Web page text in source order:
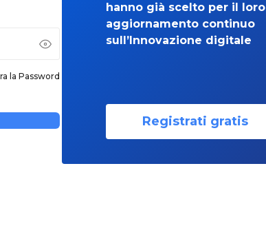
la Password
hanno già scelto per il loro
aggiornamento continuo
sull’Innovazione digitale
Registrati gratis